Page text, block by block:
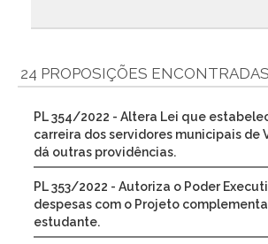
24 PROPOSIÇÕES ENCONTRADAS
PL 354/2022 - Altera Lei que
carreira dos servidores municipais de
dá outras providências.
PL 353/2022 - Autoriza o Poder
despesas com o Projeto
estudante.